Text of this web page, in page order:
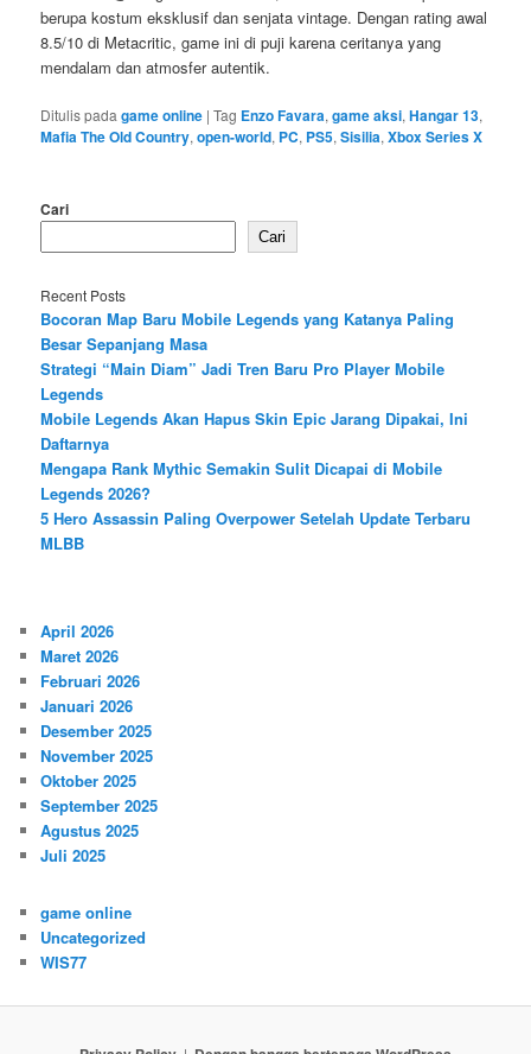
berupa kostum eksklusif dan senjata vintage. Dengan rating awal
8.5/10 di Metacritic, game ini di puji karena ceritanya yang
mendalam dan atmosfer autentik.
Ditulis pada game online |Tag Enzo Favara,game aksi,Hangar 13,
Mafia The Old Country,open-world, PC, PS5,Sisilia,Xbox Series X
Cari
Cari
Recent Posts
Bocoran Map Baru Mobile Legends yang Katanya Paling
Besar Sepanjang Masa
Strategi “Main Diam” Jadi Tren Baru Pro Player Mobile
Legends
Mobile Legends Akan Hapus Skin Epic Jarang Dipakai, Ini
Daftarnya
Mengapa Rank Mythic Semakin Sulit Dicapai di Mobile
Legends 2026?
5 Hero Assassin Paling Overpower Setelah Update Terbaru
MLBB
April 2026
Maret 2026
Februari 2026
Januari 2026
Desember 2025
November 2025
Oktober 2025
September 2025
Agustus 2025
Juli 2025
game online
Uncategorized
WIS77